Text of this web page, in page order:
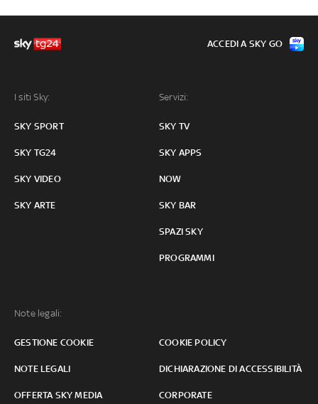
I siti Sky:
SKY SPORT
SKY TG24
SKY VIDEO
SKY ARTE
Servizi:
SKY TV
SKY APPS
NOW
SKY BAR
SPAZI SKY
PROGRAMMI
Note legali:
GESTIONE COOKIE COOKIE POLICY
NOTE LEGALI DICHIARAZIONE DI ACCESSIBILITÀ
OFFERTA SKY MEDIA CORPORATE
ACCEDI A SKY GO